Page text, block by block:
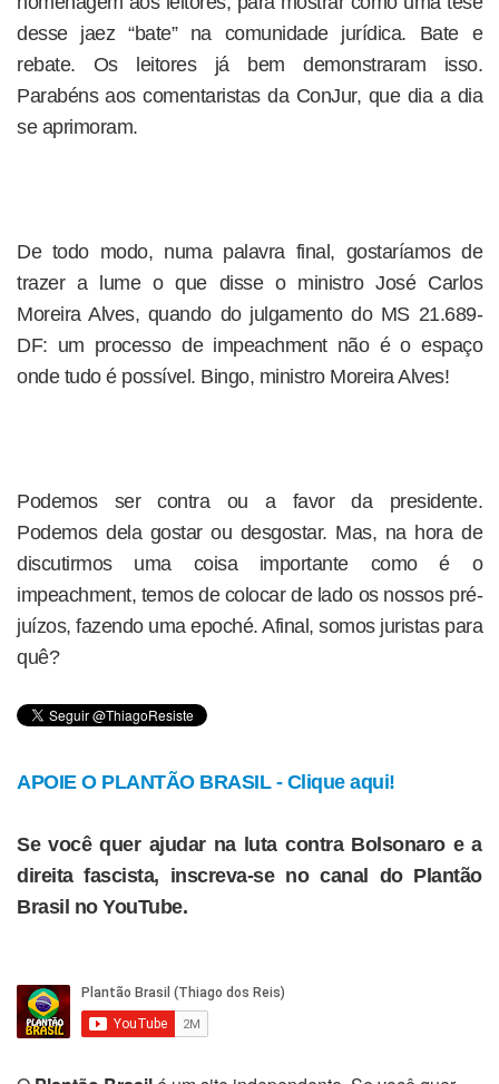
desse jaez “bate” na comunidade jurídica. Bate e
rebate. Os leitores já bem demonstraram isso.
Parabéns aos comentaristas da ConJur, que dia a dia
se aprimoram.
De todo modo, numa palavra final, gostaríamos de
trazer a lume o que disse o ministro José Carlos
Moreira Alves, quando do julgamento do MS 21.689-
DF: um processo de impeachment não é o espaço
onde tudo é possível. Bingo, ministro Moreira Alves!
Podemos ser contra ou a favor da presidente.
Podemos dela gostar ou desgostar. Mas, na hora de
discutirmos uma coisa importante como é o
impeachment, temos de colocar de lado os nossos pré-
juízos, fazendo uma epoché. Afinal, somos juristas para
quê?
APOIE O PLANTÃO BRASIL - Clique aqui!
Se você quer ajudar na luta contra Bolsonaro e a
direita fascista, inscreva-se no canal do Plantão
Brasil no YouTube.